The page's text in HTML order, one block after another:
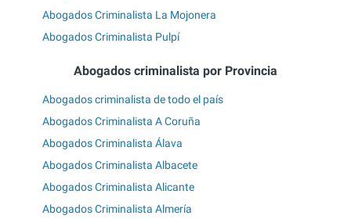
Abogados Criminalista La Mojonera
Abogados Criminalista Pulpí
Abogados criminalista por Provincia
Abogados criminalista de todo el país
Abogados Criminalista A Coruña
Abogados Criminalista Álava
Abogados Criminalista Albacete
Abogados Criminalista Alicante
Abogados Criminalista Almería